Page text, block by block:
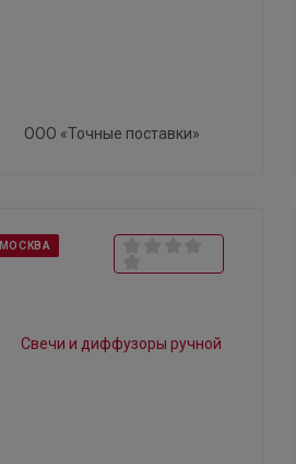
ООО «Точные поставки»
МОСКВА